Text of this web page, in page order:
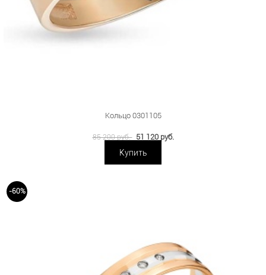
Кольцо 0301105
85 200 руб. 51 120 руб.
Купить
-60%